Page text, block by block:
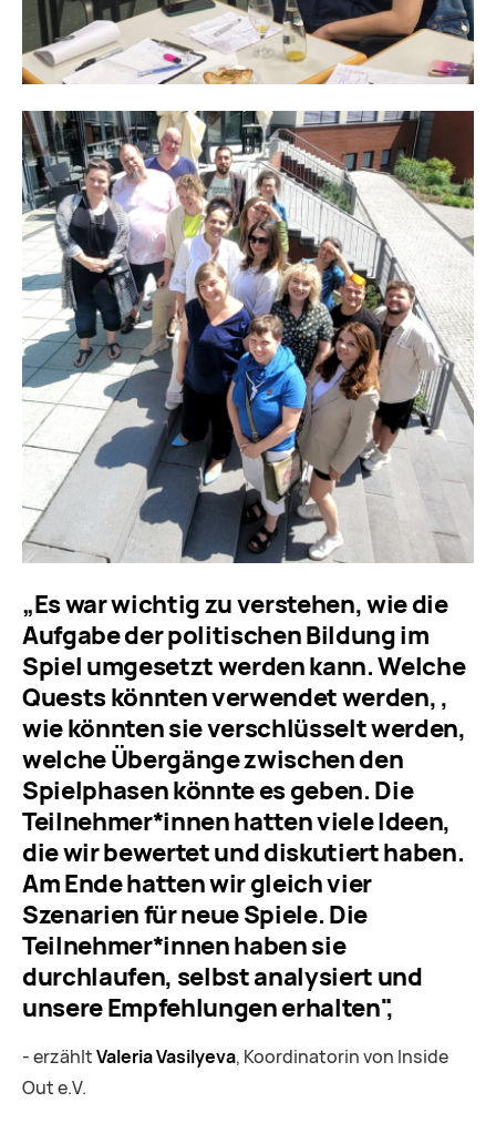
„Es war wichtig zu verstehen, wie die
Aufgabe der politischen Bildung im
Spiel umgesetzt werden kann. Welche
Quests könnten verwendet werden, ,
wie könnten sie verschlüsselt werden,
welche Übergänge zwischen den
Spielphasen könnte es geben. Die
Teilnehmer*innen hatten viele Ideen,
die wir bewertet und diskutiert haben.
Am Ende hatten wir gleich vier
Szenarien für neue Spiele. Die
Teilnehmer*innen haben sie
durchlaufen, selbst analysiert und
unsere Empfehlungen erhalten",
- erzähltValeria Vasilyeva, Koordinatorin von Inside
Out e.V.